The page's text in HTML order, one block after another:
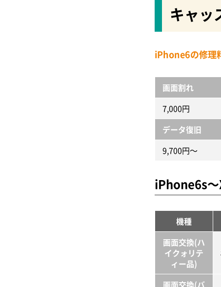
キャッ
iPhone6の修理
画面割れ
7,000円
データ復旧
9,700円～
iPhone6s
機種
画面交換(ハ
イクォリテ
ィー品)
画面交換(バ